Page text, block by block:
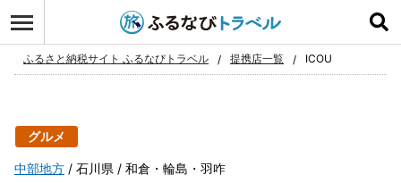
お気に入り
ふるさと納税サイト ふるなびトラベル 提携店一覧 ICOU
グルメ
中部地方 石川県 和倉・輪島・羽咋